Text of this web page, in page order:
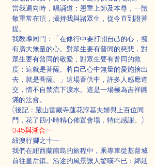
當我迴向時，唱誦道：恩重上師及本尊，一體
敬重常在頂，攝持我與諸眾生，從今直到證菩
提。
我教導同門：「在修行中要打開自己的心，擁
有廣大無量的心。對眾生要有普同的慈悲，對
眾生要有普同的敬愛，對眾生要有普同的救
度；這就是菩薩。將自己心中無量的愛施捨出
去，就是菩薩。」這場薈供中，許多人感應道
交，情不自禁流下淚水。這是一場極為吉祥圓
滿的法會。
(後記：嚴山雷藏寺蓮花淳基夫婦與上百位同
門，花了四小時精心佈置會場，特此感謝。)
045與湖合一
紐澳行腳之十一
我們在紐西蘭南島的旅程中，乘專車從基督城
前往皇后鎮。沿途的風景讓人驚嘆不已：綿延